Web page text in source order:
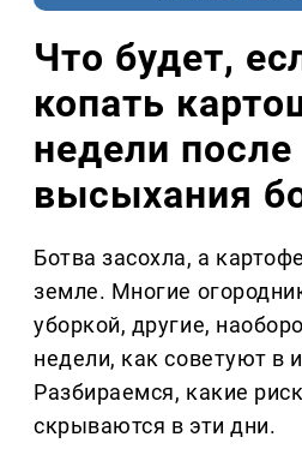
Что будет,
копать
недели после
высыхания
Ботва засохла, а
земле. Многие
уборкой, другие,
недели, как советуют в
Разбираемся, какие
скрываются в эти дни.